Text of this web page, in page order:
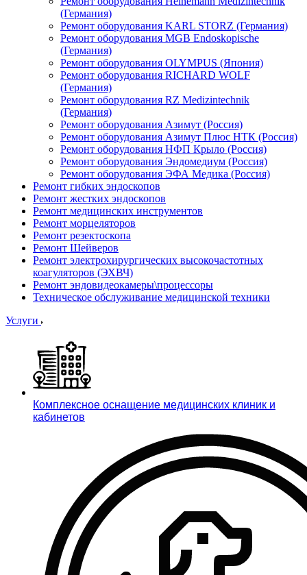
(Германия)
Ремонт оборудования KARL STORZ (Германия)
Ремонт оборудования MGB Endoskopische
(Германия)
Ремонт оборудования OLYMPUS (Япония)
Ремонт оборудования RICHARD WOLF
(Германия)
Ремонт оборудования RZ Medizintechnik
(Германия)
Ремонт оборудования Азимут (Россия)
Ремонт оборудования Азимут Плюс НТК (Россия)
Ремонт оборудования НФП Крыло (Россия)
Ремонт оборудования Эндомедиум (Россия)
Ремонт оборудования ЭФА Медика (Россия)
Ремонт гибких эндоскопов
Ремонт жестких эндоскопов
Ремонт медицинских инструментов
Ремонт морцеляторов
Ремонт резектоскопа
Ремонт Шейверов
Ремонт электрохирургических высокочастотных
коагуляторов (ЭХВЧ)
Ремонт эндовидеокамеры\процессоры
Техническое обслуживание медицинской техники
Услуги
Комплексное оснащение медицинских клиник и
кабинетов